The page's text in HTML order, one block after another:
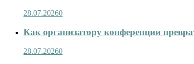
28.07.20260
Как организатору конференции
28.07.20260